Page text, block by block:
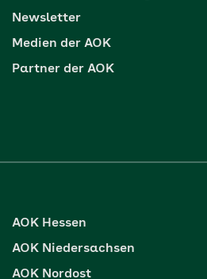
Newsletter
Medien der AOK
Partner der AOK
AOK Hessen
AOK Niedersachsen
AOK Nordost